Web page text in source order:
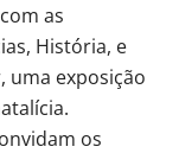
as
História, e
uma exposição
os